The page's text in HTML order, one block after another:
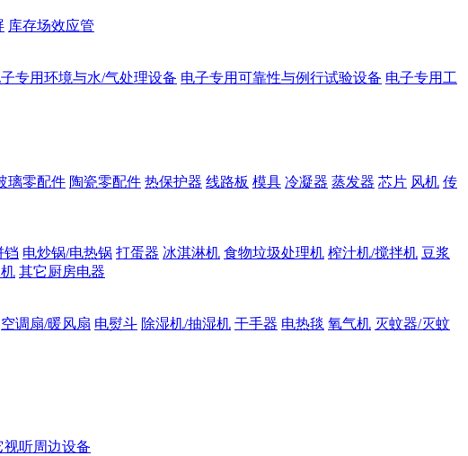
库存场效应管
专用环境与水/气处理设备 电子专用可靠性与例行试验设备 电子专用工
璃零配件 陶瓷零配件 热保护器 线路板 模具 冷凝器 蒸发器 芯片 风机 传
铛 电炒锅/电热锅 打蛋器 冰淇淋机 食物垃圾处理机 榨汁机/搅拌机 豆浆
其它厨房电器
空调扇/暖风扇 电熨斗 除湿机/抽湿机 干手器 电热毯 氧气机 灭蚊器/灭蚊
视听周边设备